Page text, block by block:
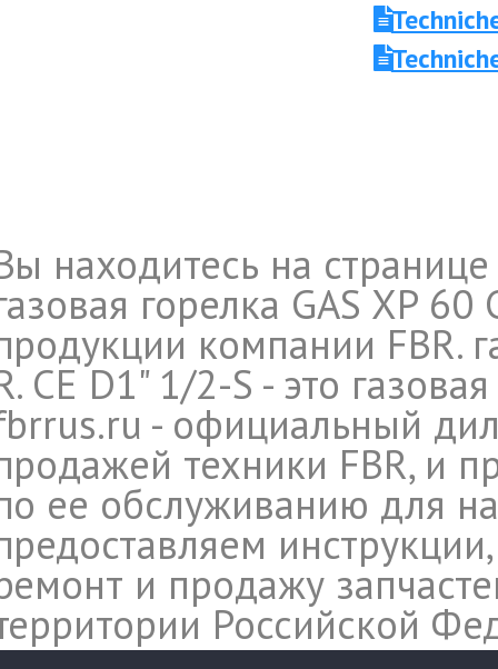
находитесь на
горелка GAS XP 60
компании FBR.
CE D1" 1/2-S - это
- официальный
техники FBR, и
ее обслуживанию для
и продажу
Российской